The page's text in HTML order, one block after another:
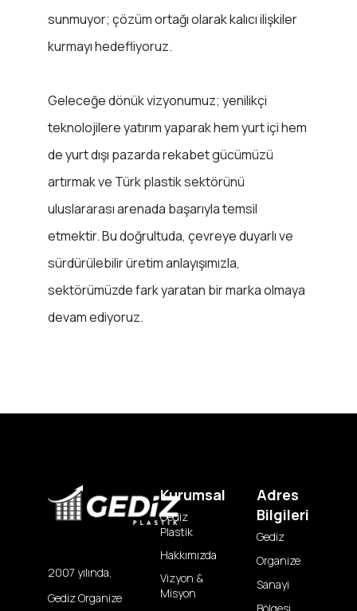
sunmuyor; çözüm ortağı olarak kalıcı ilişkiler
kurmayı hedefliyoruz.
Geleceğe dönük vizyonumuz; yenilikçi
teknolojilere yatırım yaparak hem yurt içi hem
de yurt dışı pazarda rekabet gücümüzü
artırmak ve Türk plastik sektörünü
uluslararası arenada başarıyla temsil
etmektir. Bu doğrultuda, çevreye duyarlı ve
sürdürülebilir üretim anlayışımızla,
sektörümüzde fark yaratan bir marka olmaya
devam ediyoruz.
2007 yılında,
Gediz Organize
Kurumsal
Gediz
Plastik
Hakkımızda
Vizyon &
Misyon
Adres
Bilgileri
Gediz
Organize
Sanayi